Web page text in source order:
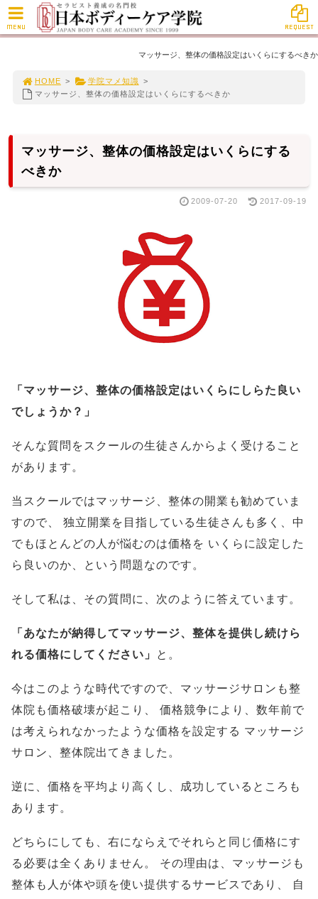
マッサージ、整体の価格設定はいくらにするべきか
HOME > 学院マメ知識
>
マッサージ、整体の価格設定はいくらにするべきか
マッサージ、整体の価格設定はいくらにする
べきか
2009-07-20 2017-09-19
「マッサージ、整体の価格設定はいくらにしらた良い
でしょうか？」
そんな質問をスクールの生徒さんからよく受けること
があります。
当スクールではマッサージ、整体の開業も勧めていま
すので、
独立開業を目指している生徒さんも多く、中
でもほとんどの人が悩むのは価格を いくらに設定した
ら良いのか、という問題なのです。
そして私は、その質問に、次のように答えています。
「あなたが納得してマッサージ、整体を提供し続けら
れる価格にしてください」
と。
今はこのような時代ですので、マッサージサロンも整
体院も価格破壊が起こり、
価格競争により、数年前で
は考えられなかったような価格を設定する マッサージ
サロン、整体院出てきました。
逆に、価格を平均より高くし、成功しているところも
あります。
どちらにしても、右にならえでそれらと同じ価格にす
る必要は全くありません。
その理由は、マッサージも
整体も人が体や頭を使い提供するサービスであり、
自
MENU REQUEST